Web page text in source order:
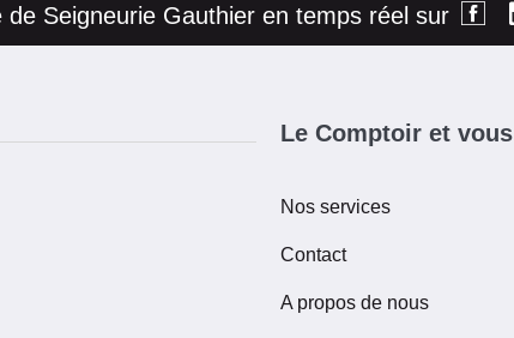
de Seigneurie Gauthier en temps réel sur
Le Comptoir et vous
Nos services
Contact
A propos de nous